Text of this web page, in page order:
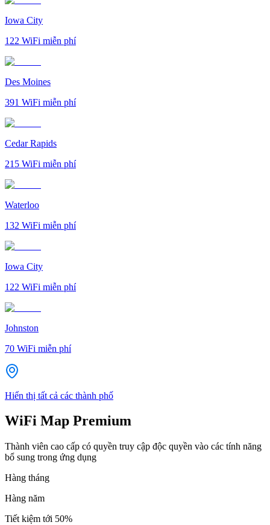
Iowa City
122 WiFi miễn phí
Des Moines
391 WiFi miễn phí
Cedar Rapids
215 WiFi miễn phí
Waterloo
132 WiFi miễn phí
Iowa City
122 WiFi miễn phí
Johnston
70 WiFi miễn phí
Hiển thị tất cả các thành phố
WiFi Map Premium
Thành viên cao cấp có quyền truy cập độc quyền vào các tính năng
bổ sung trong ứng dụng
Hàng tháng
Hàng năm
Tiết kiệm tới 50%